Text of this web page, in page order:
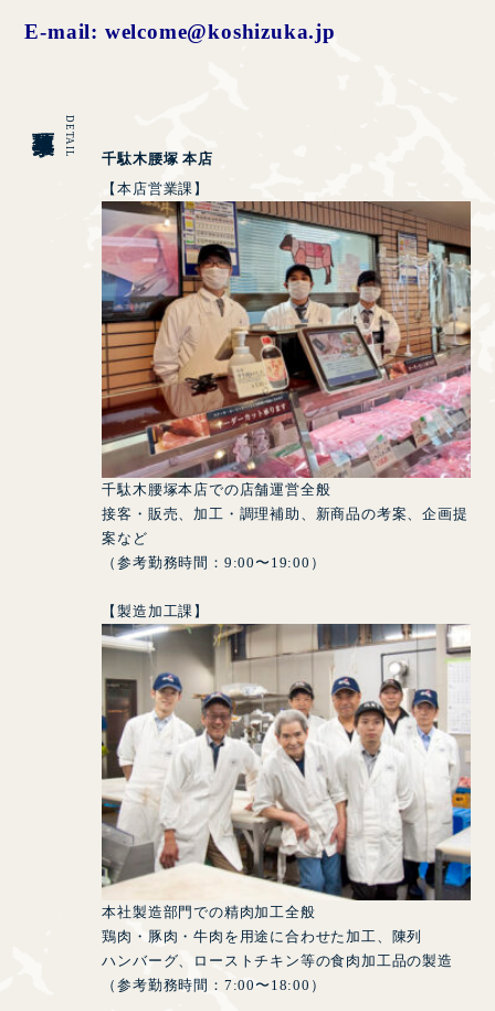
E-mail: welcome@koshizuka.jp
DETAIL
千駄木腰塚 本店
【本店営業課】
千駄木腰塚本店での店舗運営全般
接客・販売、加工・調理補助、新商品の考案、企画提
案など
（参考勤務時間：9:00〜19:00）
【製造加工課】
本社製造部門での精肉加工全般
鶏肉・豚肉・牛肉を用途に合わせた加工、陳列
ハンバーグ、ローストチキン等の食肉加工品の製造
（参考勤務時間：7:00〜18:00）